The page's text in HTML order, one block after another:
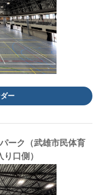
ー
ーク（武雄市民体育
口側）